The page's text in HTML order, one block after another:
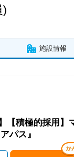
)
施設情報
【積極的採用
パス』